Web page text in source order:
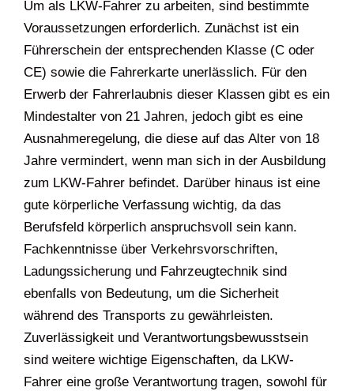
Um als LKW-Fahrer zu arbeiten, sind bestimmte
Voraussetzungen erforderlich. Zunächst ist ein
Führerschein der entsprechenden Klasse (C oder
CE) sowie die Fahrerkarte unerlässlich. Für den
Erwerb der Fahrerlaubnis dieser Klassen gibt es ein
Mindestalter von 21 Jahren, jedoch gibt es eine
Ausnahmeregelung, die diese auf das Alter von 18
Jahre vermindert, wenn man sich in der Ausbildung
zum LKW-Fahrer befindet. Darüber hinaus ist eine
gute körperliche Verfassung wichtig, da das
Berufsfeld körperlich anspruchsvoll sein kann.
Fachkenntnisse über Verkehrsvorschriften,
Ladungssicherung und Fahrzeugtechnik sind
ebenfalls von Bedeutung, um die Sicherheit
während des Transports zu gewährleisten.
Zuverlässigkeit und Verantwortungsbewusstsein
sind weitere wichtige Eigenschaften, da LKW-
Fahrer eine große Verantwortung tragen, sowohl für